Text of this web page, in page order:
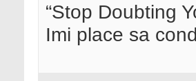
“Stop Doubting
Imi place sa